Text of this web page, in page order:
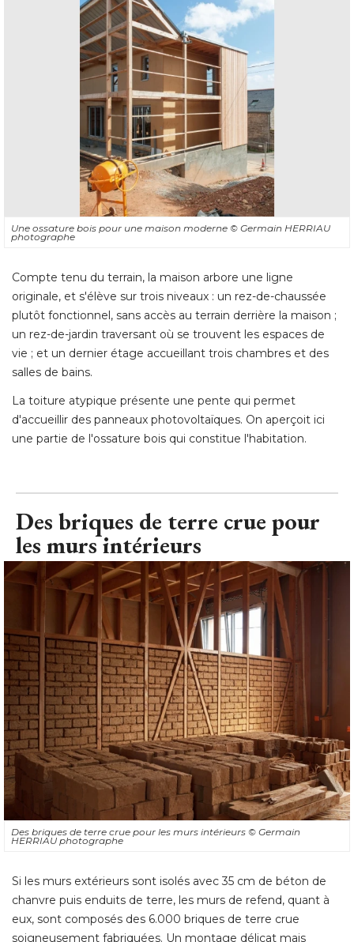
Une ossature bois pour une maison moderne © Germain HERRIAU
photographe
Compte tenu du terrain, la maison arbore une ligne
originale, et s'élève sur trois niveaux : un rez-de-chaussée
plutôt fonctionnel, sans accès au terrain derrière la maison ;
un rez-de-jardin traversant où se trouvent les espaces de
vie ; et un dernier étage accueillant trois chambres et des
salles de bains.
La toiture atypique présente une pente qui permet
d'accueillir des panneaux photovoltaïques. On aperçoit ici
une partie de l'ossature bois qui constitue l'habitation.
Des briques de terre crue pour
les murs intérieurs
Des briques de terre crue pour les murs intérieurs © Germain
HERRIAU photographe
Si les murs extérieurs sont isolés avec 35 cm de béton de
chanvre puis enduits de terre, les murs de refend, quant à
eux, sont composés des 6.000 briques de terre crue
soigneusement fabriquées. Un montage délicat mais